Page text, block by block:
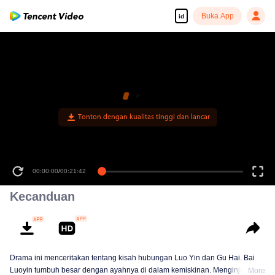
id Buka App
Tonton dengan kualitas tinggi dan lancar
00:00:00/00:21:42
Kecanduan
Drama ini menceritakan tentang kisah hubungan Luo Yin dan Gu Hai. Bai
Luoyin tumbuh besar dengan ayahnya di dalam kemiskinan. Menginjak
More